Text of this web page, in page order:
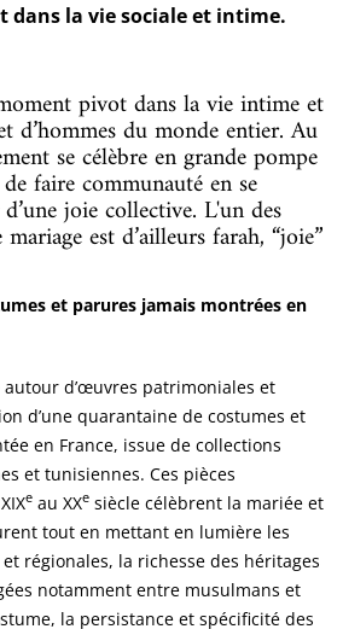
la vie sociale et intime.
pivot dans la vie intime et
d’hommes du monde entier. Au
se célèbre en grande pompe
faire communauté en se
joie collective. L'un des
est d’ailleurs farah, “joie”
et parures jamais montrées en
autour d’œuvres patrimoniales et
d’une quarantaine de costumes et
en France, issue de collections
et tunisiennes. Ces pièces
e au XXe siècle célèbrent la mariée et
tout en mettant en lumière les
régionales, la richesse des héritages
notamment entre musulmans et
la persistance et spécificité des